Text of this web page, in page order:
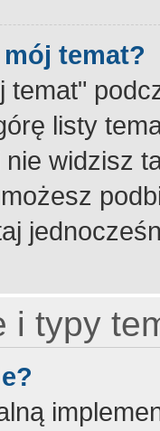
temat?
temat"
listy
widzisz
i typy